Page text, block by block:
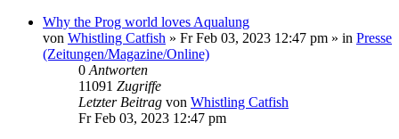
Why the Prog world loves Aqualung
von Whistling Catfish » Fr Feb 03, 2023 12:47 pm » in Presse
(Zeitungen/Magazine/Online)
0 Antworten
11091 Zugriffe
Letzter Beitrag von Whistling Catfish
Fr Feb 03, 2023 12:47 pm